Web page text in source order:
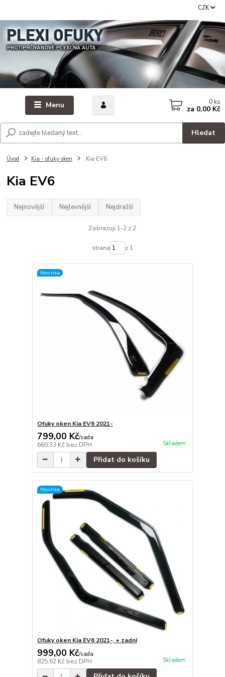
Menu
CZK
Hledat
0 ks
za 0,00 Kč
Úvod Kia - ofuky oken Kia EV6
Kia EV6
Nejnovější Nejlevnější Nejdražší
Zobrazuji 1-2 z 2
strana z 1
Novinka
Ofuky oken Kia EV6 2021-
799,00 Kč/sada
660,33 Kč bez DPH Skladem
Přidat do košíku
Novinka
Ofuky oken Kia EV6 2021-, + zadní
999,00 Kč/sada
825,62 Kč bez DPH Skladem